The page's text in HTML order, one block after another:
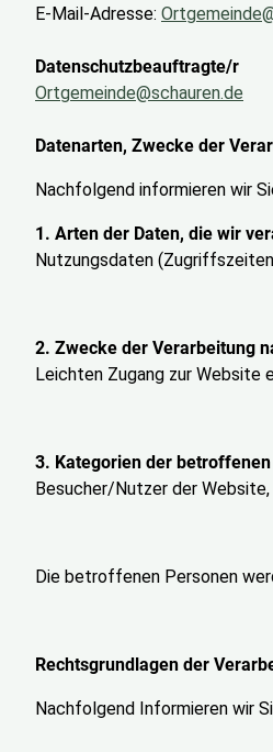
E-Mail-Adresse:
Datenschutzbeauftragte/r
Ortgemeinde@schauren.de
Datenarten, Zwecke der
Nachfolgend informieren wir
1. Arten der Daten, die wir
Nutzungsdaten
2. Zwecke der Verarbeitung
Leichten Zugang zur
3. Kategorien der
Besucher/Nutzer der Website,
Die betroffenen Personen
Rechtsgrundlagen der
Nachfolgend Informieren wir